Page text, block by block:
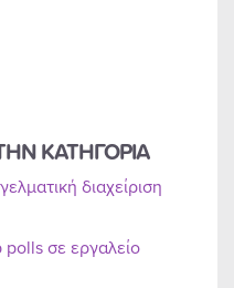
ΚΑΤΗΓΟΡΙΑ
διαχείριση
σε εργαλείο